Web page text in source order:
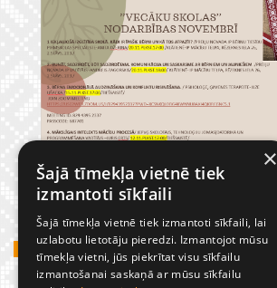
GADĪJUMBILDES
×
Šajā tīmekļa vietnē tiek
izmantoti sīkfaili
Šajā tīmekļa vietnē tiek izmantoti sīkfaili, lai
uzlabotu lietotāju pieredzi. Izmantojot mūsu
tīmekļa vietni, jūs piekrītat visu sīkfailu
izmantošanai saskaņā ar mūsu sīkfailu